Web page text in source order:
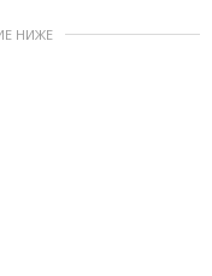
НИЖЕ